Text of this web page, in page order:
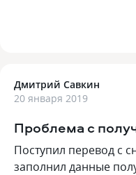
Дмитрий Савкин
20 января 2019
Проблема с
Поступил перевод с
заполнил данные